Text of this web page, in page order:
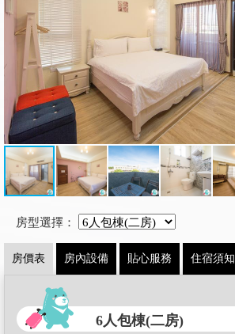
房型選擇：
房價表 房內設備 貼心服務 住宿須知
6人包棟(二房)